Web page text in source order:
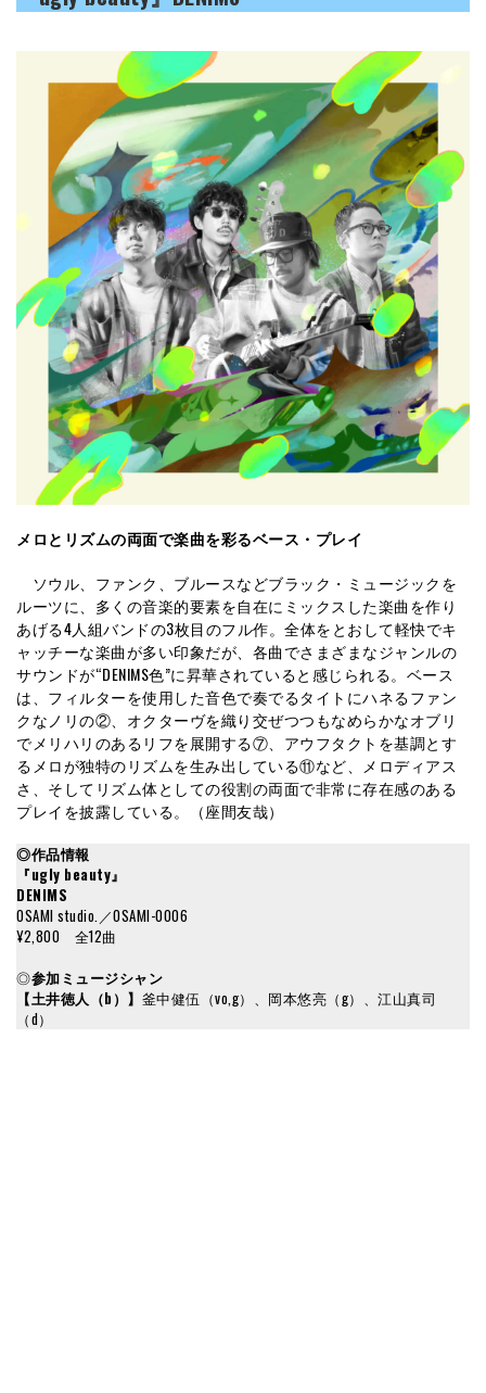
メロとリズムの両面で楽曲を彩るベース・プレイ
ソウル、ファンク、ブルースなどブラック・ミュージックを
ルーツに、多くの音楽的要素を自在にミックスした楽曲を作り
あげる4人組バンドの3枚目のフル作。全体をとおして軽快でキ
ャッチーな楽曲が多い印象だが、各曲でさまざまなジャンルの
サウンドが“DENIMS色”に昇華されていると感じられる。ベース
は、フィルターを使用した音色で奏でるタイトにハネるファン
クなノリの②、オクターヴを織り交ぜつつもなめらかなオブリ
でメリハリのあるリフを展開する⑦、アウフタクトを基調とす
るメロが独特のリズムを生み出している⑪など、メロディアス
さ、そしてリズム体としての役割の両面で非常に存在感のある
プレイを披露している。（座間友哉）
◎作品情報
『ugly beauty』
DENIMS
OSAMI studio.／OSAMI-0006
¥2,800 全12曲
◎参加ミュージシャン
【土井徳人（b）】 釜中健伍（vo,g）、岡本悠亮（g）、江山真司
（d）